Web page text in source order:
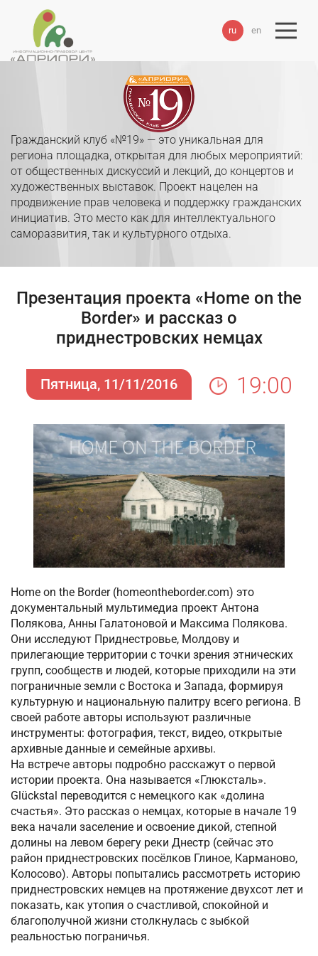
ru en
Гражданский клуб «№19» — это уникальная для
региона площадка, открытая для любых мероприятий:
от общественных дискуссий и лекций, до концертов и
художественных выставок. Проект нацелен на
продвижение прав человека и поддержку гражданских
инициатив. Это место как для интеллектуального
саморазвития, так и культурного отдыха.
Презентация проекта «Home on the
Border» и рассказ о
приднестровских немцах
Пятница, 11/11/2016 19:00
Home on the Border (homeontheborder.com) это
документальный мультимедиа проект Антона
Полякова, Анны Галатоновой и Максима Полякова.
Они исследуют Приднестровье, Молдову и
прилегающие территории с точки зрения этнических
групп, сообществ и людей, которые приходили на эти
пограничные земли с Востока и Запада, формируя
культурную и национальную палитру всего региона. В
своей работе авторы используют различные
инструменты: фотография, текст, видео, открытые
архивные данные и семейные архивы.
На встрече авторы подробно расскажут о первой
истории проекта. Она называется «Глюксталь».
Glückstal переводится с немецкого как «долина
счастья». Это рассказ о немцах, которые в начале 19
века начали заселение и освоение дикой, степной
долины на левом берегу реки Днестр (сейчас это
район приднестровских посёлков Глиное, Карманово,
Колосово). Авторы попытались рассмотреть историю
приднестровских немцев на протяжение двухсот лет и
показать, как утопия о счастливой, спокойной и
благополучной жизни столкнулась с зыбкой
реальностью пограничья.